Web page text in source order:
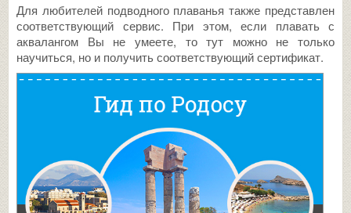
Для любителей подводного плаванья также представлен
соответствующий сервис. При этом, если плавать с
аквалангом Вы не умеете, то тут можно не только
научиться, но и получить соответствующий сертификат.